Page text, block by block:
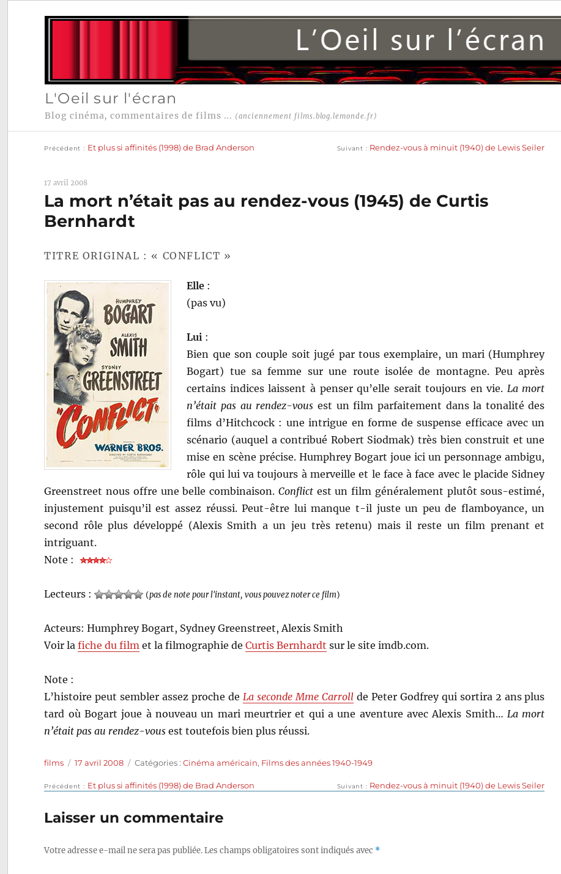
L'Oeil sur l'écran
Blog cinéma, commentaires de films ... (anciennement films.blog.lemonde.fr)
Navigation
l’article
Précédent Et plus si affinités (1998) de Brad Anderson Suivant Rendez-vous à minuit (1940) de Lewis Seiler
17 avril 2008
La mort n’était pas au rendez-vous (1945) de Curtis
Bernhardt
TITRE ORIGINAL : « CONFLICT »
Elle :
(pas vu)
Lui :
Bien que son couple soit jugé par tous exemplaire, un mari (Humphrey
Bogart) tue sa femme sur une route isolée de montagne. Peu après
certains indices laissent à penser qu’elle serait toujours en vie. La mort
n’était pas au rendez-vous est un film parfaitement dans la tonalité des
films d’Hitchcock : une intrigue en forme de suspense efficace avec un
scénario (auquel a contribué Robert Siodmak) très bien construit et une
mise en scène précise. Humphrey Bogart joue ici un personnage ambigu,
rôle qui lui va toujours à merveille et le face à face avec le placide Sidney
Greenstreet nous offre une belle combinaison. Conflictest un film généralement plutôt sous-estimé,
injustement puisqu’il est assez réussi. Peut-être lui manque t-il juste un peu de flamboyance, un
second rôle plus développé (Alexis Smith a un jeu très retenu) mais il reste un film prenant et
intriguant.
Note :
Lecteurs : (pas de note pour l'instant, vous pouvez noter ce film)
Acteurs: Humphrey Bogart, Sydney Greenstreet, Alexis Smith
Voir lafiche du film et la filmographie deCurtis Bernhardt sur le site imdb.com.
Note :
L’histoire peut sembler assez proche de La seconde Mme Carrollde Peter Godfrey qui sortira 2 ans plus
tard où Bogart joue à nouveau un mari meurtrier et qui a une aventure avec Alexis Smith… La mort
n’était pas au rendez-vous est toutefois bien plus réussi.
Auteur
films
Publié
17 avril 2008 Catégories
Catégories :Cinéma américain, Films des années 1940-1949
Navigation
de
l’article
Précédent
Publication
Et plus si affinités (1998) de Brad Anderson Suivant
Publication
Rendez-vous à minuit (1940) de Lewis Seiler
Laisser un commentaire
Votre adresse e-mail ne sera pas publiée.Les champs obligatoires sont indiqués avec *